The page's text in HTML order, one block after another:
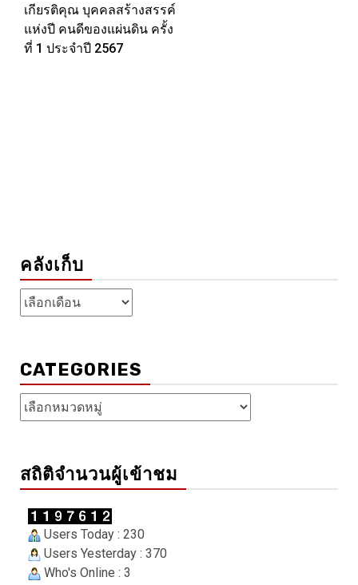
เกียรติคุณ บุคคลสร้างสรรค์
แห่งปี คนดีของแผ่นดิน ครั้ง
ที่ 1 ประจำปี 2567
คลังเก็บ
คลัง
เก็บ
CATEGORIES
Categories
สถิติจำนวนผู้เข้าชม
Users Today : 230
Users Yesterday : 370
Who's Online : 3